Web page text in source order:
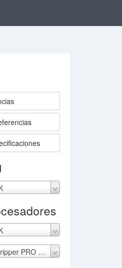
AMD Ryzen Threadripper PRO 3975WX